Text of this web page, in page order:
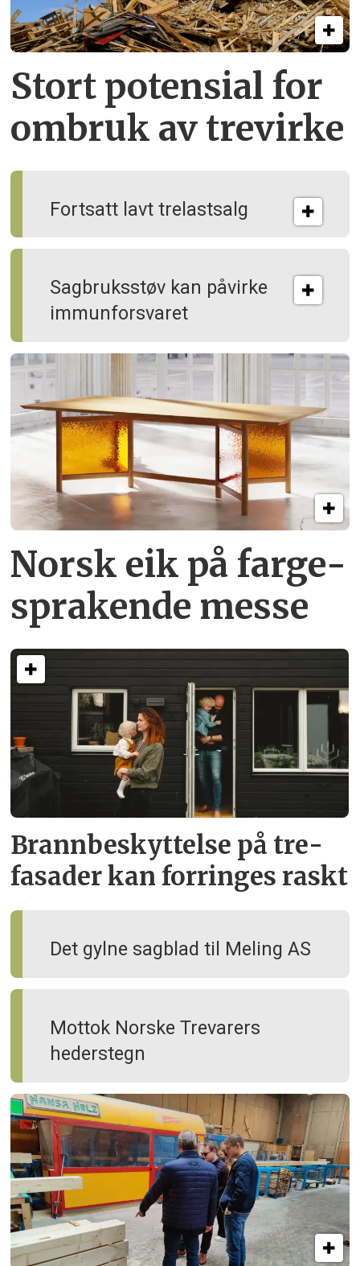
Stort potensial for
ombruk av tre­virke
Fortsatt lavt trelastsalg
Sagbruksstøv kan på­virke
immun­forsvaret
Norsk eik på farge­
sprakende messe
Brann­beskyttelse på tre­
fasader kan forringes raskt
Det gylne sagblad til Meling AS
Mottok Norske Trevarers
hederstegn